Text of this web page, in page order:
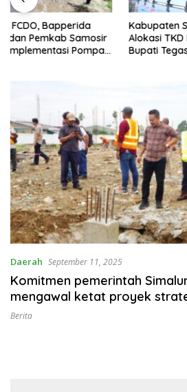
Kabupaten Samosir Dapat
Alokasi TKD Rp38 Miliar,
Bupati Tegaskan Komitmen
Daerah September 11, 2025
Komitmen pemerintah
mengawal ketat proyek
menunjukkan keseriusan
Berita